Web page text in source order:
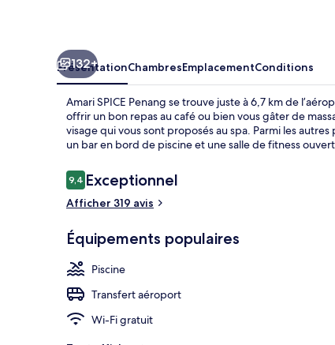
132+
PrésentationChambresEmplacementConditions
Amari SPICE Penang se trouve juste à 6,7 km de
offrir un bon repas au café ou bien vous gâter de
visage qui vous sont proposés au spa. Parmi les
un bar en bord de piscine et une salle de fitness
Avis
voyageurs
9,49,4 sur 10
Exceptionnel
Afficher 319 avis
Équipements populaires
Piscine
Transfert aéroport
Wi-Fi gratuit